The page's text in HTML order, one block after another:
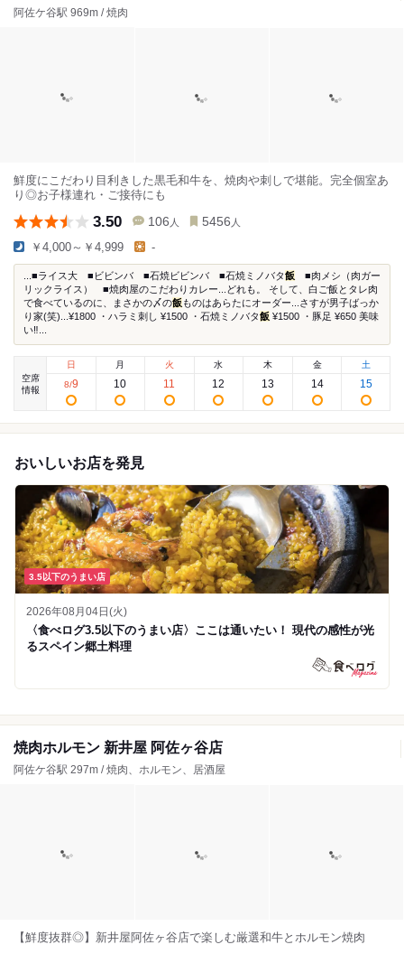
阿佐ケ谷駅 969m / 焼肉
鮮度にこだわり目利きした黒毛和牛を、焼肉や刺しで堪能。完全個室あ
り◎お子様連れ・ご接待にも
3.50 106 人 5456 人
￥4,000～￥4,999 -
...■ライス大 ■ビビンバ ■石焼ビビンバ ■石焼ミノバタ飯 ■肉メシ（肉ガー
リックライス） ■焼肉屋のこだわりカレー...どれも。 そして、白ご飯とタレ肉
で食べているのに、まさかの〆の飯 ものはあらたにオーダー...さすが男子ばっか
り家(笑)...¥1800 ・ハラミ刺し ¥1500 ・石焼ミノバタ飯 ¥1500 ・豚足 ¥650 美味
い‼️...
空席
情報
日
8/9
月
10
火
11
水
12
木
13
金
14
土
15
おいしいお店を発見
3.5以下のうまい店
2026年08月04日(火)
〈食べログ3.5以下のうまい店〉ここは通いたい！ 現代の感性が光
るスペイン郷土料理
焼肉ホルモン 新井屋 阿佐ヶ谷店
阿佐ケ谷駅 297m / 焼肉、ホルモン、居酒屋
【鮮度抜群◎】新井屋阿佐ヶ谷店で楽しむ厳選和牛とホルモン焼肉